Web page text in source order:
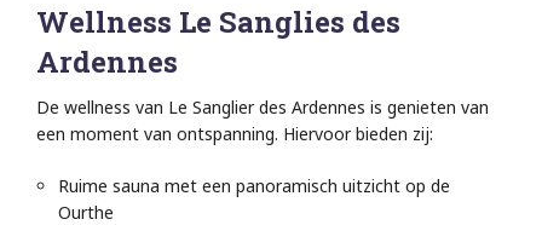
Wellness Le Sanglies des
Ardennes
De wellness van Le Sanglier des Ardennes is genieten van
een moment van ontspanning. Hiervoor bieden zij:
Ruime sauna met een panoramisch uitzicht op de
Ourthe